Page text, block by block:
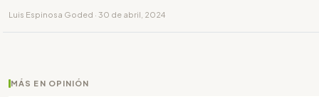
Luis Espinosa Goded · 30 de abril, 2024
MÁS EN OPINIÓN